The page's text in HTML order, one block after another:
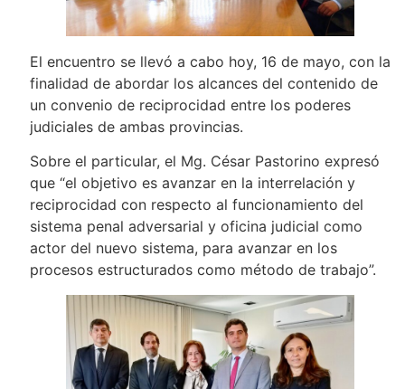
El encuentro se llevó a cabo hoy, 16 de mayo, con la
finalidad de abordar los alcances del contenido de
un convenio de reciprocidad entre los poderes
judiciales de ambas provincias.
Sobre el particular, el Mg. César Pastorino expresó
que “el objetivo es avanzar en la interrelación y
reciprocidad con respecto al funcionamiento del
sistema penal adversarial y oficina judicial como
actor del nuevo sistema, para avanzar en los
procesos estructurados como método de trabajo”.